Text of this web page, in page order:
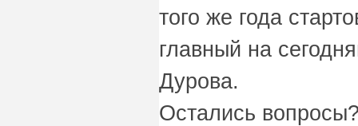
того же года
главный на
Дурова.
Остались